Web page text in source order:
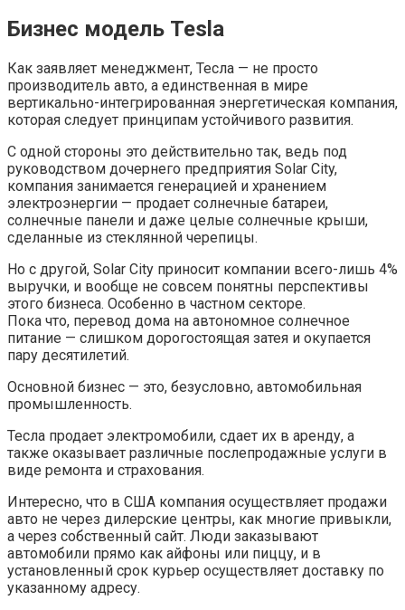
Бизнес модель Tesla
Как заявляет менеджмент, Тесла — не просто
производитель авто, а единственная в мире
вертикально-интегрированная энергетическая компания,
которая следует принципам устойчивого развития.
С одной стороны это действительно так, ведь под
руководством дочернего предприятия Solar City,
компания занимается генерацией и хранением
электроэнергии — продает солнечные батареи,
солнечные панели и даже целые солнечные крыши,
сделанные из стеклянной черепицы.
Но с другой, Solar City приносит компании всего-лишь 4%
выручки, и вообще не совсем понятны перспективы
этого бизнеса. Особенно в частном секторе.
Пока что, перевод дома на автономное солнечное
питание — слишком дорогостоящая затея и окупается
пару десятилетий.
Основной бизнес — это, безусловно, автомобильная
промышленность.
Тесла продает электромобили, сдает их в аренду, а
также оказывает различные послепродажные услуги в
виде ремонта и страхования.
Интересно, что в США компания осуществляет продажи
авто не через дилерские центры, как многие привыкли,
а через собственный сайт. Люди заказывают
автомобили прямо как айфоны или пиццу, и в
установленный срок курьер осуществляет доставку по
указанному адресу.